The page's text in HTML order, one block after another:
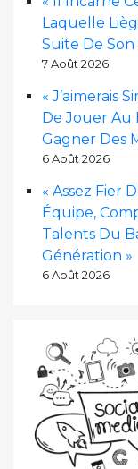
Laquelle
Suite De Son
7 Août 2026
« J’aimerais
De Jouer Au
Gagner Des
6 Août 2026
« Assez Fier
Équipe,
Talents Du
Génération »
6 Août 2026